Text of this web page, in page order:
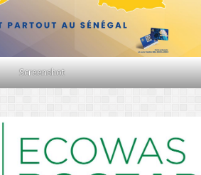
Screenshot